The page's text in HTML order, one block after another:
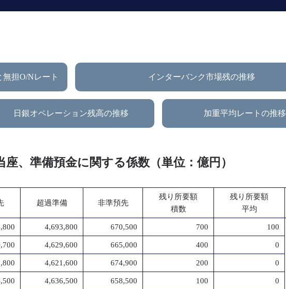
担O/Nレート インターバンク市場残の推移
日銀オペレーション残高の推移 加重平均レートの推移
座、準備預金に関する係数（単位：億円）
超過準備 非準預先
残り所要額
積数
残り所要額
平均
4,693,800 670,500 700 100
4,629,600 665,000 400 0
4,621,600 674,900 200 0
4,636,500 658,500 100 0